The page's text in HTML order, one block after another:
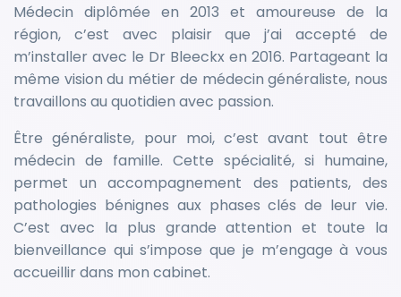
Médecin diplômée en 2013 et amoureuse de la
région, c’est avec plaisir que j’ai accepté de
m’installer avec le Dr Bleeckx en 2016. Partageant la
même vision du métier de médecin généraliste, nous
travaillons au quotidien avec passion.
Être généraliste, pour moi, c’est avant tout être
médecin de famille. Cette spécialité, si humaine,
permet un accompagnement des patients, des
pathologies bénignes aux phases clés de leur vie.
C’est avec la plus grande attention et toute la
bienveillance qui s’impose que je m’engage à vous
accueillir dans mon cabinet.